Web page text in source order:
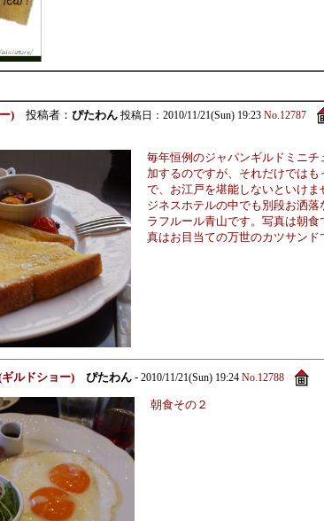
)投稿者： ぴたわん 投稿日：2010/11/21(Sun) 19:23 No.12787
毎年恒例のジャパンギルドミニチ
加するのですが、それだけではも
で、お江戸を堪能しないといけま
ジネスホテルの中でも別段お洒落
ラフルール青山です。写真は朝食
真はお目当ての万世のカツサンド
ルドショー) ぴたわん- 2010/11/21(Sun) 19:24 No.12788
朝食その２